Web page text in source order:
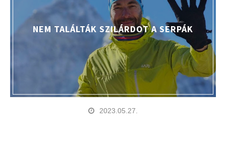
NEM TALÁLTÁK SZILÁRDOT A SERPÁK
2023.05.27.